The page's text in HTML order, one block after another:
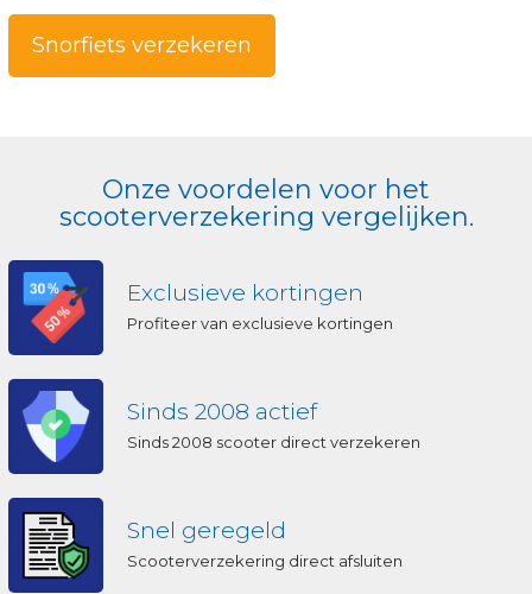
Snorfiets verzekeren
Onze voordelen voor het
scooterverzekering vergelijken.
Exclusieve kortingen
Profiteer van exclusieve kortingen
Sinds 2008 actief
Sinds 2008 scooter direct verzekeren
Snel geregeld
Scooterverzekering direct afsluiten